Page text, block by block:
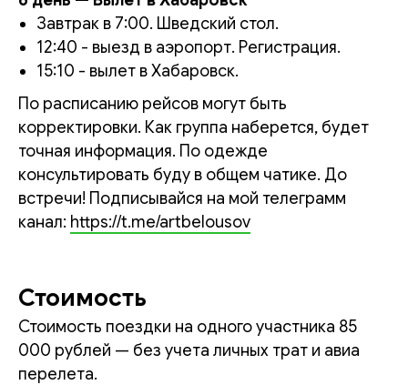
Завтрак в 7:00. Шведский стол.
12:40 - выезд в аэропорт. Регистрация.
15:10 - вылет в Хабаровск.
По расписанию рейсов могут быть
корректировки. Как группа наберется, будет
точная информация. По одежде
консультировать буду в общем чатике. До
встречи! Подписывайся на мой телеграмм
канал: https://t.me/artbelousov
Стоимость
Стоимость поездки на одного участника 85
000 рублей — без учета личных трат и авиа
перелета.